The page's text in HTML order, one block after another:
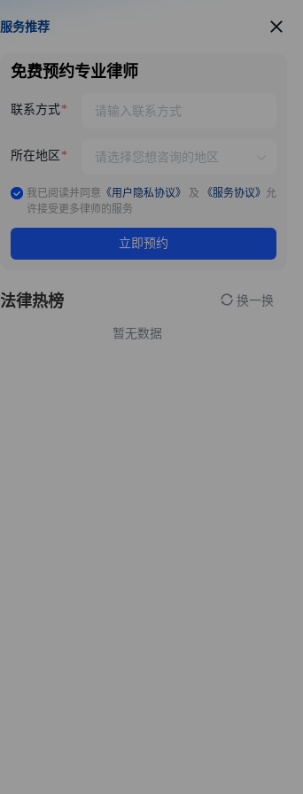
服务推荐
服务推荐
免费预约专业律师
联系方式
所在地区
我已阅读并同意 《用户隐私协议》 及 《服务协议》 允
许接受更多律师的服务
立即预约
法律热榜 换一换
暂无数据